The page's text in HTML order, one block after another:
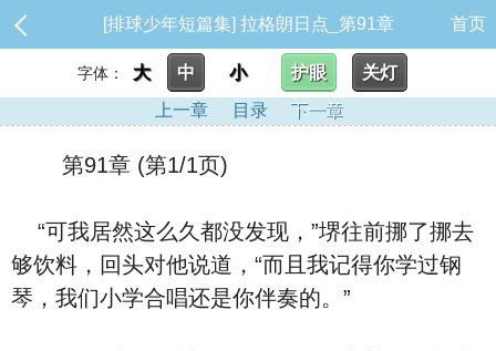
[排球少年短篇集] 拉格朗日点_第91章 首页
字体： 大 中 小 护眼
关灯
上一章
目录 下一章
第91章 (第1/1页)
“可我居然这么久都没发现，”堺往前挪了挪去
够饮料，回头对他说道，“而且我记得你学过钢
琴，我们小学合唱还是你伴奏的。”